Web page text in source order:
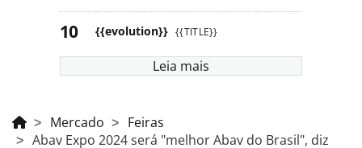
{{evolution}} {{TITLE}}
Leia mais
Mercado
Feiras
Abav Expo 2024 será "melhor Abav do Brasil", diz